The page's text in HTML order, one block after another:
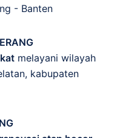
- Banten
melayani wilayah
kabupaten